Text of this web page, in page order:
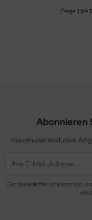
Zeige 1bis
Abonnieren
Kostenlose exklusive
Der Newsletter ist kostenlos